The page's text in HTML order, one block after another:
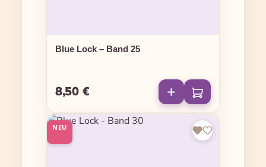
Blue Lock – Band 25
Regulärer Preis:
8,50 €
NEU